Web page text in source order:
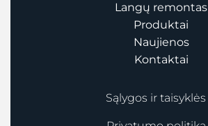
Langų remontas
Produktai
Naujienos
Kontaktai
Sąlygos ir taisyklės